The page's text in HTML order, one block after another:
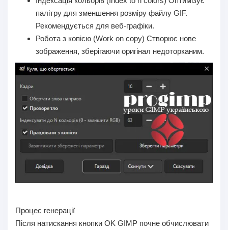
палітру для зменшення розміру файлу GIF.
Рекомендується для веб-графіки.
Робота з копією (Work on copy) Створює нове
зображення, зберігаючи оригінал недоторканим.
Процес генерації
Після натискання кнопки OK GIMP почне обчислювати